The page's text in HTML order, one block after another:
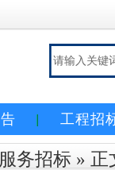
工程招
服务招标 » 正